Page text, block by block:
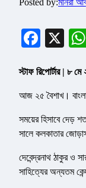
X
স্টাফ রিপোর্টার | ৮
আজ ২৫ বৈশাখ। বাংলা
সময়ের হিসাবে দেড়
সালে কলকাতার
দেবেন্দ্রনাথ ঠাকুর ও
সাহিত্যের অন্যতম